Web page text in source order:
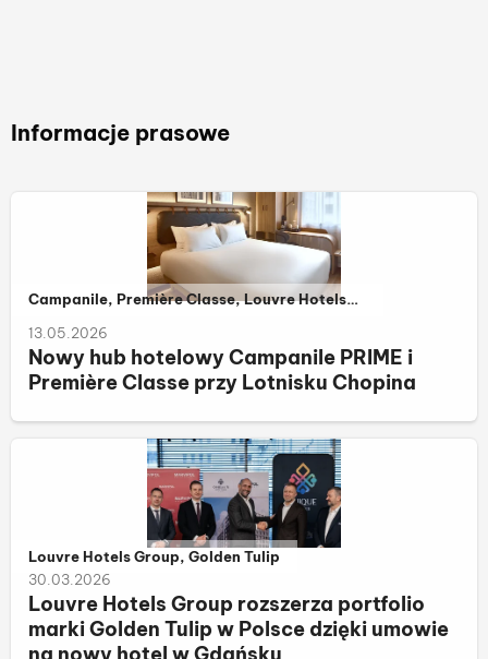
Informacje prasowe
Należy do kategorii:
Campanile, Première Classe, Louvre Hotels
13.05.2026
Nowy hub hotelowy Campanile PRIME i
Première Classe przy Lotnisku Chopina
Należy do kategorii:
Louvre Hotels Group, Golden Tulip
30.03.2026
Louvre Hotels Group rozszerza portfolio
marki Golden Tulip w Polsce dzięki umowie